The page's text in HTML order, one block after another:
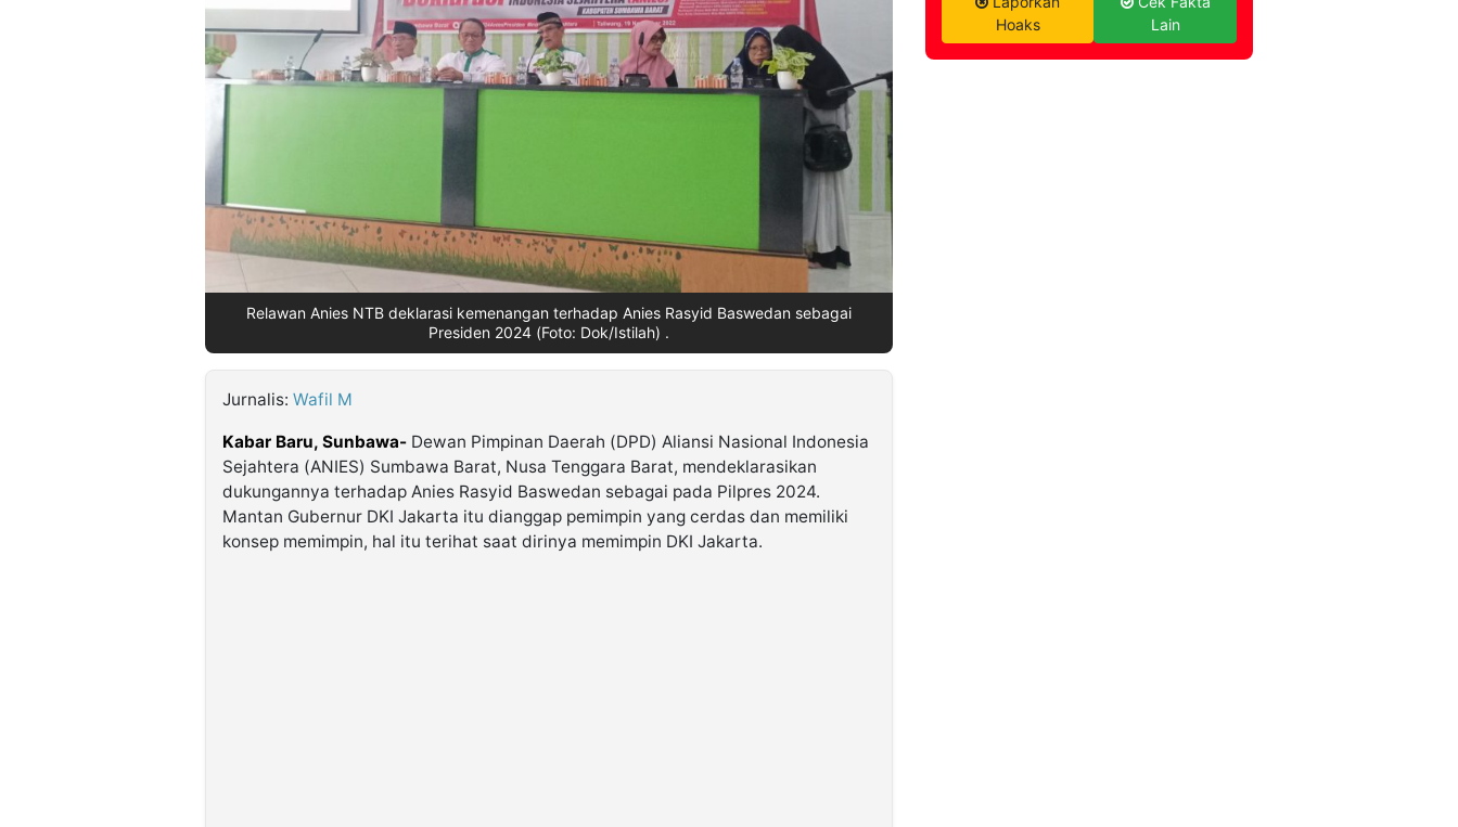
Relawan Anies NTB deklarasi kemenangan terhadap Anies Rasyid Baswedan sebagai
Presiden 2024 (Foto: Dok/Istilah) .
Jurnalis: Wafil M
Kabar Baru, Sunbawa- Dewan Pimpinan Daerah (DPD) Aliansi Nasional Indonesia
Sejahtera (ANIES) Sumbawa Barat, Nusa Tenggara Barat, mendeklarasikan
dukungannya terhadap Anies Rasyid Baswedan sebagai pada Pilpres 2024.
Mantan Gubernur DKI Jakarta itu dianggap pemimpin yang cerdas dan memiliki
konsep memimpin, hal itu terihat saat dirinya memimpin DKI Jakarta.
Hoaks
Lain